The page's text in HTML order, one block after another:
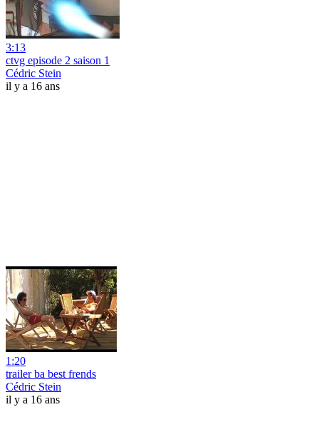
3:13
ctvg episode 2 saison 1
Cédric Stein
il y a 16 ans
1:20
trailer ba best frends
Cédric Stein
il y a 16 ans